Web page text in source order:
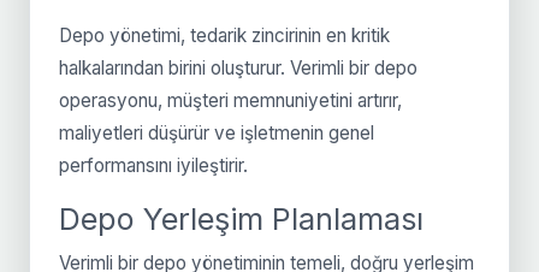
Depo yönetimi, tedarik zincirinin en kritik
halkalarından birini oluşturur. Verimli bir depo
operasyonu, müşteri memnuniyetini artırır,
maliyetleri düşürür ve işletmenin genel
performansını iyileştirir.
Depo Yerleşim Planlaması
Verimli bir depo yönetiminin temeli, doğru yerleşim